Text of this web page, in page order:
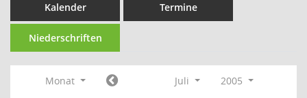
Kalender Termine
Niederschriften
Monat Juli
2005